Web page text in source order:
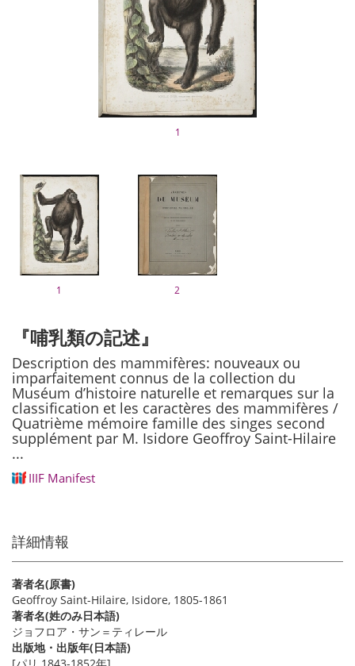
1
1 2
『哺乳類の記述』
Description des mammifères: nouveaux ou
imparfaitement connus de la collection du
Muséum d’histoire naturelle et remarques sur la
classification et les caractères des mammifères /
Quatrième mémoire famille des singes second
supplément par M. Isidore Geoffroy Saint-Hilaire
...
IIIF Manifest
詳細情報
著者名(原書)
Geoffroy Saint-Hilaire, Isidore, 1805-1861
著者名(姓のみ日本語)
ジョフロア・サン＝ティレール
出版地・出版年(日本語)